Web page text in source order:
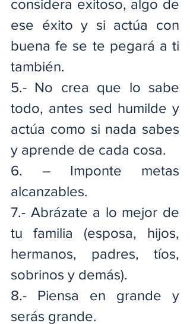
considera exitoso, algo de
ese éxito y si actúa con
buena fe se te pegará a ti
también.
5.- No crea que lo sabe
todo, antes sed humilde y
actúa como si nada sabes
y aprende de cada cosa.
6. – Imponte metas
alcanzables.
7.- Abrázate a lo mejor de
tu familia (esposa, hijos,
hermanos, padres, tíos,
sobrinos y demás).
8.- Piensa en grande y
serás grande.